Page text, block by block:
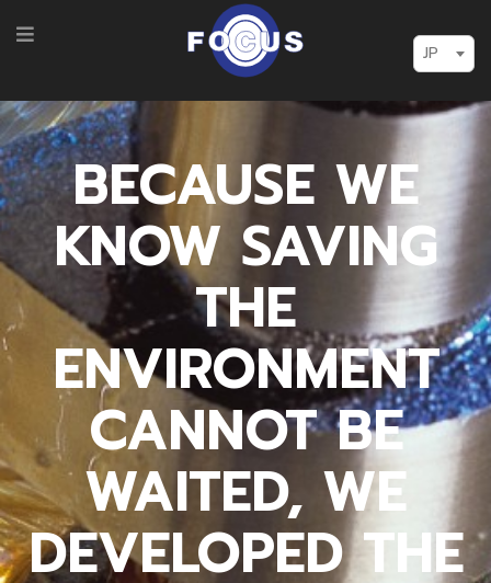
JP
BECAUSE WE
KNOW SAVING
THE
ENVIRONMENT
CANNOT BE
WAITED, WE
DEVELOPED THE